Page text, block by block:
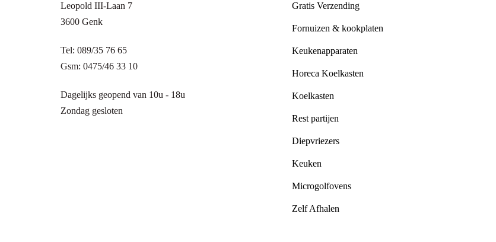
Leopold III-Laan 7
3600 Genk
Tel: 089/35 76 65
Gsm: 0475/46 33 10
Dagelijks geopend van 10u - 18u
Zondag gesloten
Gratis Verzending
Fornuizen & kookplaten
Keukenapparaten
Horeca Koelkasten
Koelkasten
Rest partijen
Diepvriezers
Keuken
Microgolfovens
Zelf Afhalen